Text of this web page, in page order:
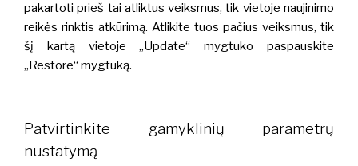
pakartoti prieš tai atliktus veiksmus, tik vietoje naujinimo
reikės rinktis atkūrimą. Atlikite tuos pačius veiksmus, tik
šį kartą vietoje „Update“ mygtuko paspauskite
„Restore“ mygtuką.
Patvirtinkite gamyklinių parametrų
nustatymą